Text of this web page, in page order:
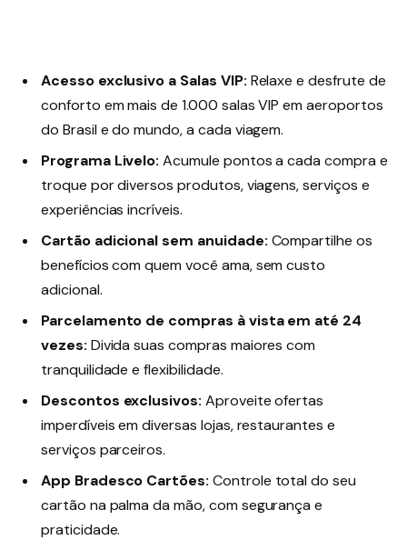
Acesso exclusivo a Salas VIP: Relaxe e desfrute de
conforto em mais de 1.000 salas VIP em aeroportos
do Brasil e do mundo, a cada viagem.
Programa Livelo: Acumule pontos a cada compra e
troque por diversos produtos, viagens, serviços e
experiências incríveis.
Cartão adicional sem anuidade: Compartilhe os
benefícios com quem você ama, sem custo
adicional.
Parcelamento de compras à vista em até 24
vezes: Divida suas compras maiores com
tranquilidade e flexibilidade.
Descontos exclusivos: Aproveite ofertas
imperdíveis em diversas lojas, restaurantes e
serviços parceiros.
App Bradesco Cartões: Controle total do seu
cartão na palma da mão, com segurança e
praticidade.